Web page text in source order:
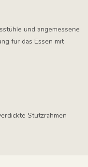
und angemessene
für das Essen mit
Stützrahmen